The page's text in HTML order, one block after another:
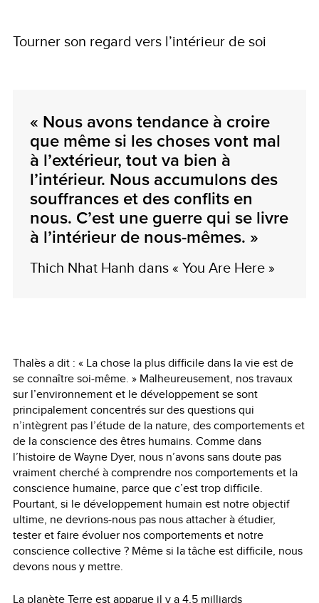
Tourner son regard vers l’intérieur de soi
« Nous avons tendance à croire
que même si les choses vont mal
à l’extérieur, tout va bien à
l’intérieur. Nous accumulons des
souffrances et des conflits en
nous. C’est une guerre qui se livre
à l’intérieur de nous-mêmes. »
Thich Nhat Hanh dans « You Are Here »
Thalès a dit : « La chose la plus difficile dans la vie est de
se connaître soi-même. » Malheureusement, nos travaux
sur l’environnement et le développement se sont
principalement concentrés sur des questions qui
n’intègrent pas l’étude de la nature, des comportements et
de la conscience des êtres humains. Comme dans
l’histoire de Wayne Dyer, nous n’avons sans doute pas
vraiment cherché à comprendre nos comportements et la
conscience humaine, parce que c’est trop difficile.
Pourtant, si le développement humain est notre objectif
ultime, ne devrions-nous pas nous attacher à étudier,
tester et faire évoluer nos comportements et notre
conscience collective ? Même si la tâche est difficile, nous
devons nous y mettre.
La planète Terre est apparue il y a 4,5 milliards